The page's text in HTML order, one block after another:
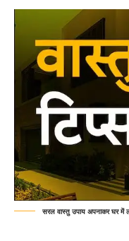
सरल वास्तु उपाय अपनाकर घर में